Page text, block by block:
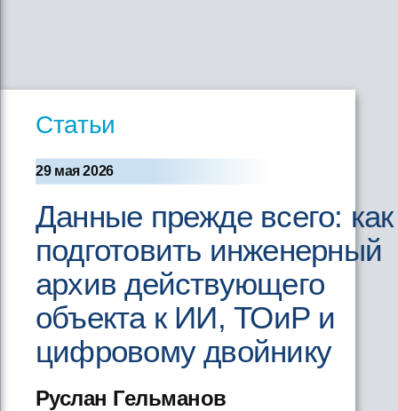
Статьи
29 мая 2026
Данные прежде всего: как
подготовить инженерный
архив действующего
объекта к ИИ, ТОиР и
цифровому двойнику
Руслан Гельманов